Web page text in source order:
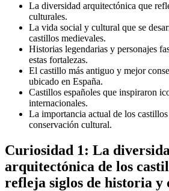
La diversidad arquitectónica que
culturales.
La vida social y cultural que se
castillos medievales.
Historias legendarias y personajes
estas fortalezas.
El castillo más antiguo y mejor
ubicado en España.
Castillos españoles que inspiraron
internacionales.
La importancia actual de los
conservación cultural.
Curiosidad 1: La
arquitectónica de los
refleja siglos de historia y